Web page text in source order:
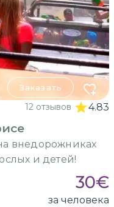
Заказать
12 отзывов 4.83
внедорожниках
и детей!
30€
за человека